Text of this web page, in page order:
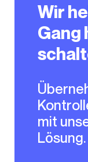
Wir helfen Ihnen, einen
Gang
Übernehmen Sie die
mit
Lösung.